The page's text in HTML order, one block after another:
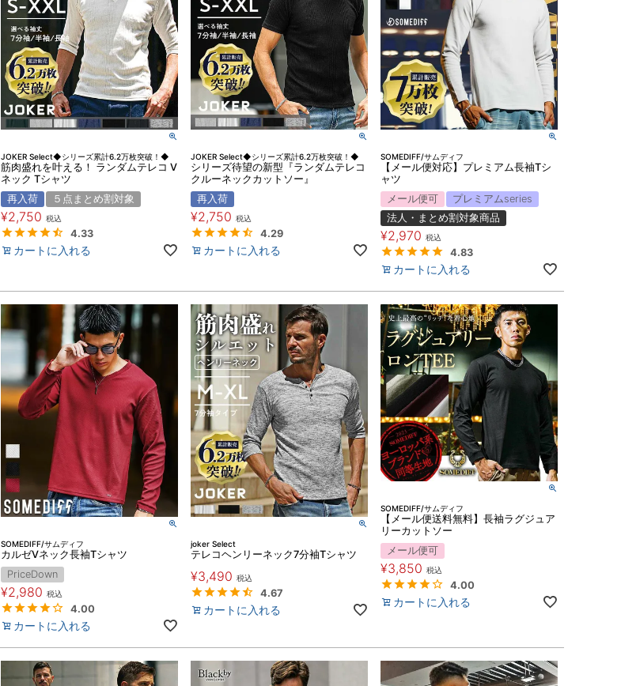
JOKER Select◆シリーズ累計6.2万枚突破！◆
筋肉盛れを叶える！ ランダムテレコ V
ネック Tシャツ
再入荷
５点まとめ割対象
¥2,750 税込
4.33
カートに入れる
JOKER Select◆シリーズ累計6.2万枚突破！◆
シリーズ待望の新型『ランダムテレコ
クルーネックカットソー』
再入荷
¥2,750 税込
4.29
カートに入れる
SOMEDIFF/サムディフ
【メール便対応】プレミアム長袖Tシ
ャツ
メール便可
プレミアムseries
法人・まとめ割対象商品
¥2,970 税込
4.83
カートに入れる
SOMEDIFF/サムディフ
カルゼVネック長袖Tシャツ
PriceDown
¥2,980 税込
4.00
カートに入れる
joker Select
テレコヘンリーネック7分袖Tシャツ
¥3,490 税込
4.67
カートに入れる
SOMEDIFF/サムディフ
【メール便送料無料】長袖ラグジュア
リーカットソー
メール便可
¥3,850 税込
4.00
カートに入れる